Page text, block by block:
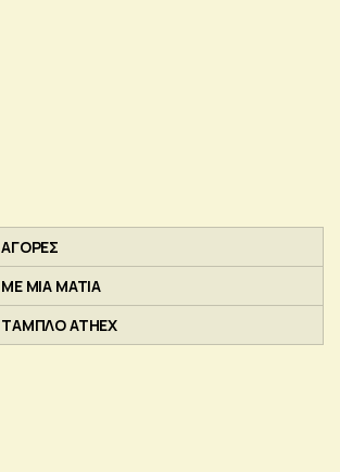
ΑΓΟΡΕΣ
ΜΕ ΜΙΑ ΜΑΤΙΑ
ΤΑΜΠΛΟ ATHEX